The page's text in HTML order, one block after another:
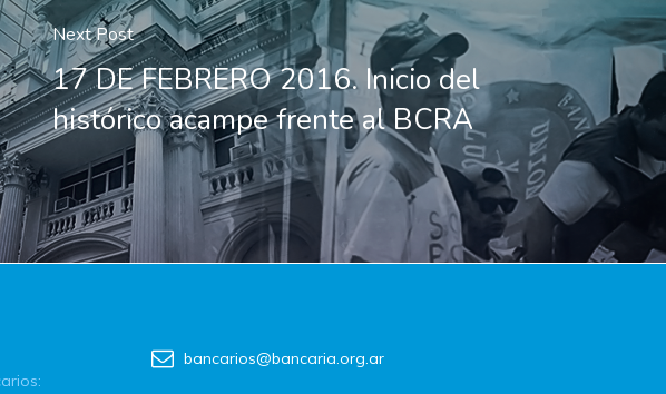
Next Post
17 DE FEBRERO 2016. Inicio del
histórico acampe frente al BCRA
bancarios@bancaria.org.ar